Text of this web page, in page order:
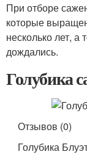
При отборе
которые
несколько лет, а
дождались.
Голубика
Отзывов (0)
Голубика